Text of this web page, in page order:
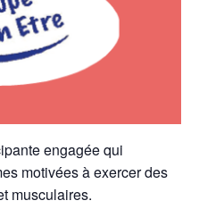
engagée qui
motivées à exercer des
musculaires.